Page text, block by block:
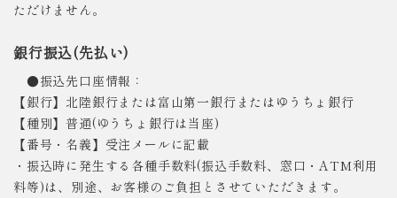
ただけません。
銀行振込(先払い)
●振込先口座情報：
【銀行】北陸銀行または富山第一銀行またはゆうちょ銀行
【種別】普通(ゆうちょ銀行は当座)
【番号・名義】受注メールに記載
・振込時に発生する各種手数料(振込手数料、窓口・ATM利用
料等)は、別途、お客様のご負担とさせていただきます。